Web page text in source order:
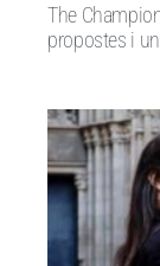
The
propostes i